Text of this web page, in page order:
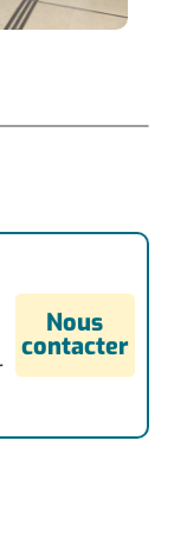
Nous
contacter